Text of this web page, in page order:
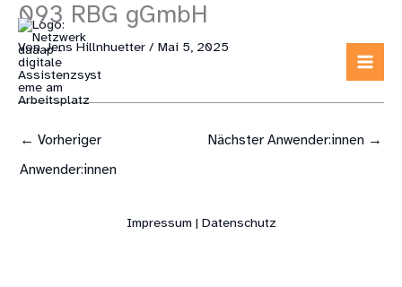
Zum
Inhalt
springen
093 RBG gGmbH
VonJens Hillnhuetter / Mai 5, 2025
← Vorheriger
Anwender:innen
Nächster Anwender:innen →
Impressum | Datenschutz